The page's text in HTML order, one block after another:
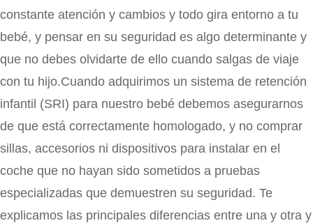
constante atención y cambios y todo gira entorno a tu
bebé, y pensar en su seguridad es algo determinante y
que no debes olvidarte de ello cuando salgas de viaje
con tu hijo.Cuando adquirimos un sistema de retención
infantil (SRI) para nuestro bebé debemos asegurarnos
de que está correctamente homologado, y no comprar
sillas, accesorios ni dispositivos para instalar en el
coche que no hayan sido sometidos a pruebas
especializadas que demuestren su seguridad. Te
explicamos las principales diferencias entre una y otra y